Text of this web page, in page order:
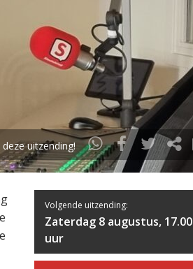
deze uitzending!
Volgende uitzending:
Zaterdag 8 augustus, 17.00
uur